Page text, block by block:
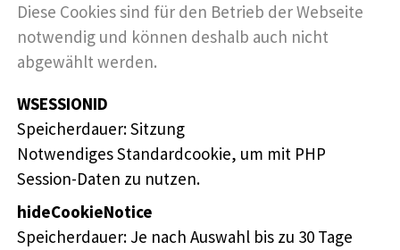
Diese Cookies sind für den Betrieb der Webseite
notwendig und können deshalb auch nicht
abgewählt werden.
WSESSIONID
Speicherdauer Sitzung
Notwendiges Standardcookie, um mit PHP
Session-Daten zu nutzen.
hideCookieNotice
Speicherdauer Je nach Auswahl bis zu 30 Tage